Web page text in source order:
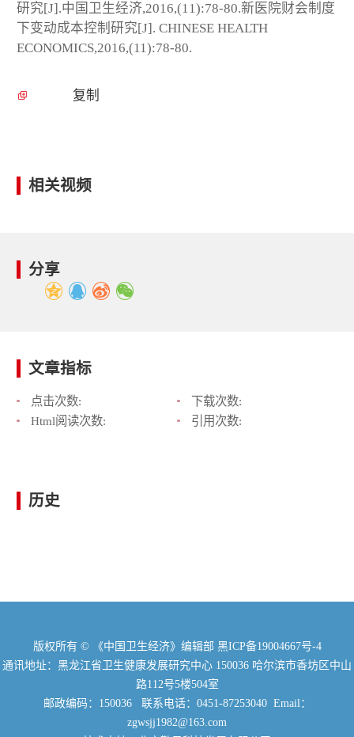
研究[J].中国卫生经济,2016,(11):78-80.新医院财会制度
下变动成本控制研究[J]. CHINESE HEALTH
ECONOMICS,2016,(11):78-80.
复制
相关视频
分享
文章指标
点击次数:
下载次数:
Html阅读次数:
引用次数:
历史
版权所有 © 《中国卫生经济》编辑部 黑ICP备19004667号-4
通讯地址：黑龙江省卫生健康发展研究中心 150036 哈尔滨市香坊区中山
路112号5楼504室
邮政编码：150036 联系电话：0451-87253040 Email：
zgwsjj1982@163.com